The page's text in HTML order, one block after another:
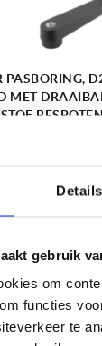
Details
gebruik
om
functies
te
PASBORING,
MET
R=15